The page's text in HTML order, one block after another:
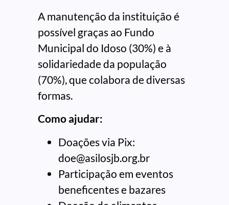
A manutenção da instituição é
possível graças ao Fundo
Municipal do Idoso (30%) e à
solidariedade da população
(70%), que colabora de diversas
formas.
Como ajudar:
Doações via Pix:
doe@asilosjb.org.br
Participação em eventos
beneficentes e bazares